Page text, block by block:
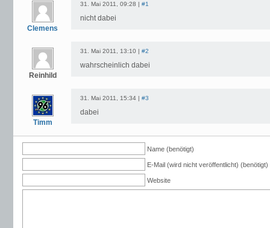
Clemens
31. Mai 2011, 09:28 | #1
nicht dabei
Reinhild
31. Mai 2011, 13:10 | #2
wahrscheinlich dabei
Timm
31. Mai 2011, 15:34 | #3
dabei
Name (benötigt)
E-Mail (wird nicht veröffentlicht) (benötigt)
Website